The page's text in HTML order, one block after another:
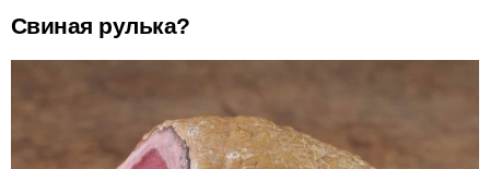
Свиная рулька?